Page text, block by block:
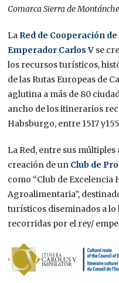
Comarca Sierra de
La Red de Cooperación
Emperador Carlos V se
los recursos turísticos,
de las Rutas Europeas de
aglutina a más de 80
ancho de los itinerarios
Habsburgo, entre 1517
La Red, entre sus
creación de un Club de
como “Club de Excelencia
Agroalimentaria”,
turísticos diseminados a
recorridas por el rey/